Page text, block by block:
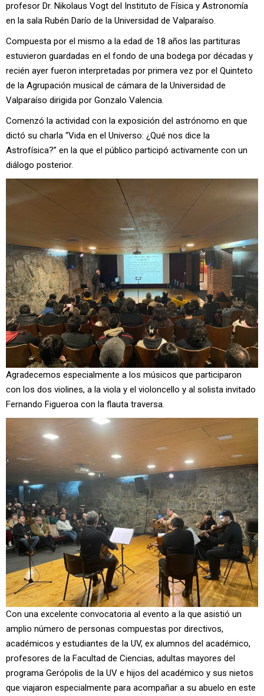
profesor Dr. Nikolaus Vogt del Instituto de Física y Astronomía
en la sala Rubén Darío de la Universidad de Valparaíso.
Compuesta por el mismo a la edad de 18 años las partituras
estuvieron guardadas en el fondo de una bodega por décadas y
recién ayer fueron interpretadas por primera vez por el Quinteto
de la Agrupación musical de cámara de la Universidad de
Valparaíso dirigida por Gonzalo Valencia.
Comenzó la actividad con la exposición del astrónomo en que
dictó su charla “Vida en el Universo: ¿Qué nos dice la
Astrofísica?” en la que el público participó activamente con un
diálogo posterior.
Agradecemos especialmente a los músicos que participaron
con los dos violines, a la viola y el violoncello y al solista invitado
Fernando Figueroa con la flauta traversa.
Con una excelente convocatoria al evento a la que asistió un
amplio número de personas compuestas por directivos,
académicos y estudiantes de la UV, ex alumnos del académico,
profesores de la Facultad de Ciencias, adultas mayores del
programa Gerópolis de la UV e hijos del académico y sus nietos
que viajaron especialmente para acompañar a su abuelo en este